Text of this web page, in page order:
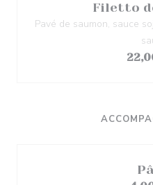
Filetto
Pavé de saumon, sauce